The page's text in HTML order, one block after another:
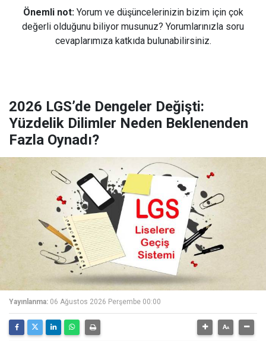
Önemli not: Yorum ve düşüncelerinizin bizim için çok
değerli olduğunu biliyor musunuz? Yorumlarınızla soru
cevaplarımıza katkıda bulunabilirsiniz.
2026 LGS’de Dengeler Değişti:
Yüzdelik Dilimler Neden Beklenenden
Fazla Oynadı?
Yayınlanma: 06 Ağustos 2026 Perşembe 00:00